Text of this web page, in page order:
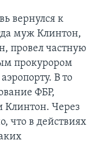
вернулся к
муж Клинтон,
провел частную
прокурором
В то
ФБР,
Клинтон. Через
что в действиях